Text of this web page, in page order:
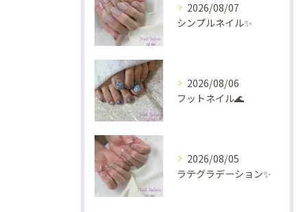
2026/08/07
シンプルネイル✨️
2026/08/06
フットネイル🌊
2026/08/05
ラテグラデーション✨️